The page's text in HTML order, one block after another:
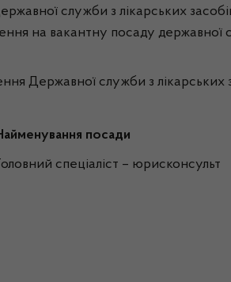
служби з лікарських
на вакантну посаду державної
Державної служби з лікарських
посади
спеціаліст – юрисконсульт